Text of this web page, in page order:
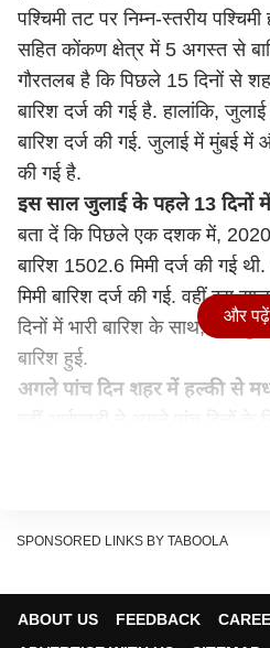
पश्चिमी तट पर निम्न-स्तरीय
सहित कोंकण क्षेत्र में 5 अगस्त से
गौरतलब है कि पिछले 15 दिनों से
बारिश दर्ज की गई है. हालांकि,
बारिश दर्ज की गई. जुलाई में मुंबई में
की गई है.
इस साल जुलाई के पहले 13 दिनों
बता दें कि पिछले एक दशक में,
बारिश 1502.6 मिमी दर्ज की गई
मिमी बारिश दर्ज की गई. वहीं इस
दिनों में भारी बारिश के साथ, 12
बारिश हुई.
अगले पांच दिन शहर में हल्की से
अधिकतम तापमान 31.7 डिग्री
और पढ़ें
SPONSORED LINKS BY TABOOLA
ABOUT US FEEDBACK